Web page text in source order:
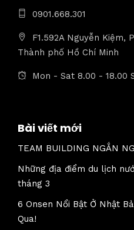
0901.668.301
F1.592A Nguyễn Kiệm,
Thành phố Hồ Chí Minh
Mon - Sat 8.00 - 18.00
Bài viết mới
TEAM BUILDING NGẮN
Những địa điểm du lịch
tháng 3
6 Onsen Nổi Bật Ở Nhật
Qua!